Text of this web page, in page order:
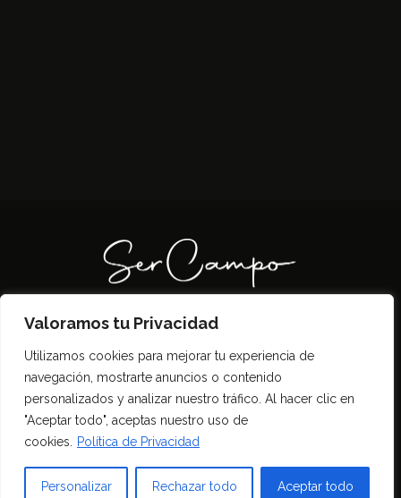
Valoramos tu Privacidad
Utilizamos cookies para mejorar tu experiencia de
navegación, mostrarte anuncios o contenido
personalizados y analizar nuestro tráfico. Al hacer clic en
"Aceptar todo", aceptas nuestro uso de
cookies.
Política de Privacidad
Personalizar Rechazar todo Aceptar todo
(2023)